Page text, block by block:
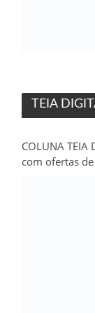
TEIA
COLUNA TEIA
com ofertas